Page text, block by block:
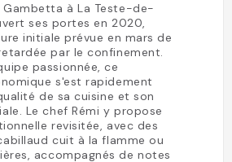
Gambetta à La Teste-de-
ses portes en 2020,
initiale prévue en mars de
par le confinement.
passionnée, ce
s'est rapidement
de sa cuisine et son
Le chef Rémi y propose
revisitée, avec des
cuit à la flamme ou
accompagnés de notes